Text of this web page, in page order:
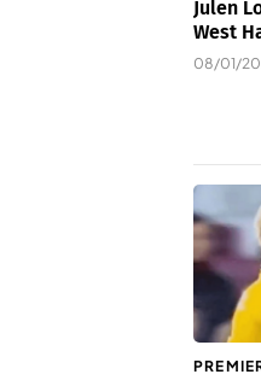
Julen
West
08/01/